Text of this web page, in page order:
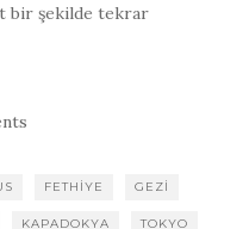
bir şekilde tekrar
FETHIYE GEZI
KAPADOKYA TOKYO